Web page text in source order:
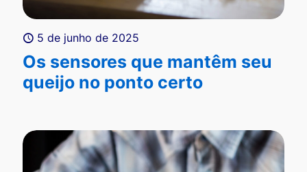
5 de junho de 2025
Os sensores que mantêm seu
queijo no ponto certo